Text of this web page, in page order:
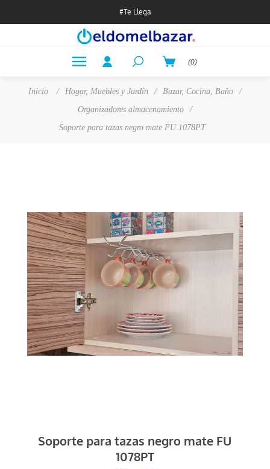
#Te Llega
(0)
Inicio / Hogar, Muebles y Jardín / Bazar, Cocina, Baño
/
Organizadores almacenamiento
/
Soporte para tazas negro mate FU 1078PT
Soporte para tazas negro mate FU
1078PT